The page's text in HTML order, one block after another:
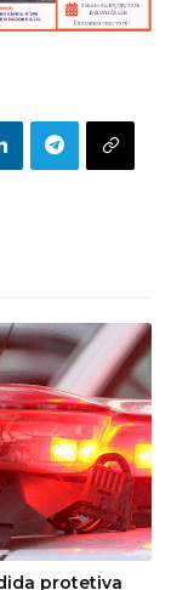
protetiva